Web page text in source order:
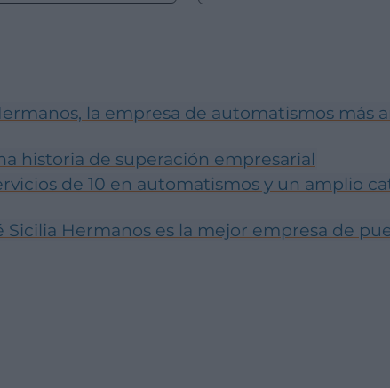
la empresa de automatismos más
historia de superación empresarial
de 10 en automatismos y un amplio
Sicilia Hermanos es la mejor empresa de